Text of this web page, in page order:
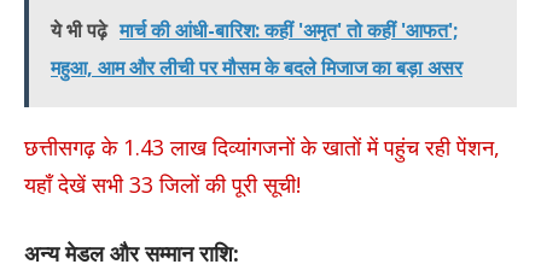
ये भी पढ़े मार्च की आंधी-बारिश: कहीं 'अमृत' तो कहीं 'आफत';
महुआ, आम और लीची पर मौसम के बदले मिजाज का बड़ा असर
छत्तीसगढ़ के 1.43 लाख दिव्यांगजनों के खातों में पहुंच रही पेंशन,
यहाँ देखें सभी 33 जिलों की पूरी सूची!
अन्य मेडल और सम्मान राशि: